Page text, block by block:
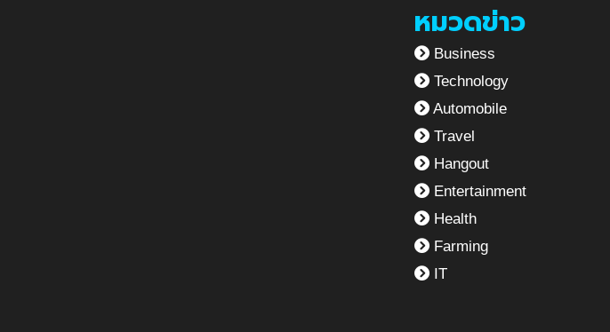
หมวดข่าว
Business
Technology
Automobile
Travel
Hangout
Entertainment
Health
Farming
IT